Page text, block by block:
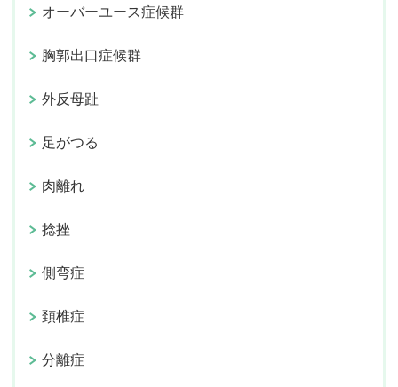
オーバーユース症候群
胸郭出口症候群
外反母趾
足がつる
肉離れ
捻挫
側弯症
頚椎症
分離症